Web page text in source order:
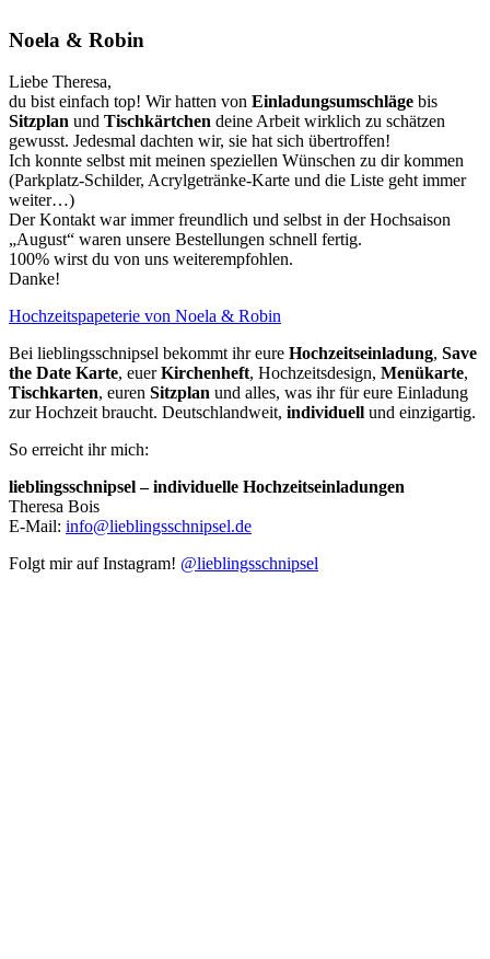
Noela & Robin
Liebe Theresa,
du bist einfach top! Wir hatten von Einladungsumschläge bis
Sitzplan und Tischkärtchen deine Arbeit wirklich zu schätzen
gewusst. Jedesmal dachten wir, sie hat sich übertroffen!
Ich konnte selbst mit meinen speziellen Wünschen zu dir kommen
(Parkplatz-Schilder, Acrylgetränke-Karte und die Liste geht immer
weiter…)
Der Kontakt war immer freundlich und selbst in der Hochsaison
„August“ waren unsere Bestellungen schnell fertig.
100% wirst du von uns weiterempfohlen.
Danke!
Hochzeitspapeterie von Noela & Robin
Bei lieblingsschnipsel bekommt ihr eure Hochzeitseinladung, Save
the Date Karte, euerKirchenheft, Hochzeitsdesign, Menükarte,
Tischkarten, euren Sitzplan und alles, was ihr für eure Einladung
zur Hochzeit braucht. Deutschlandweit, individuell und einzigartig.
So erreicht ihr mich:
lieblingsschnipsel – individuelle Hochzeitseinladungen
Theresa Bois
E-Mail: info@lieblingsschnipsel.de
Folgt mir auf Instagram! @lieblingsschnipsel